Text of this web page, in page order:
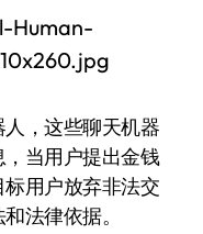
，这些聊天机器
当用户提出金钱
用户放弃非法交
法律依据。